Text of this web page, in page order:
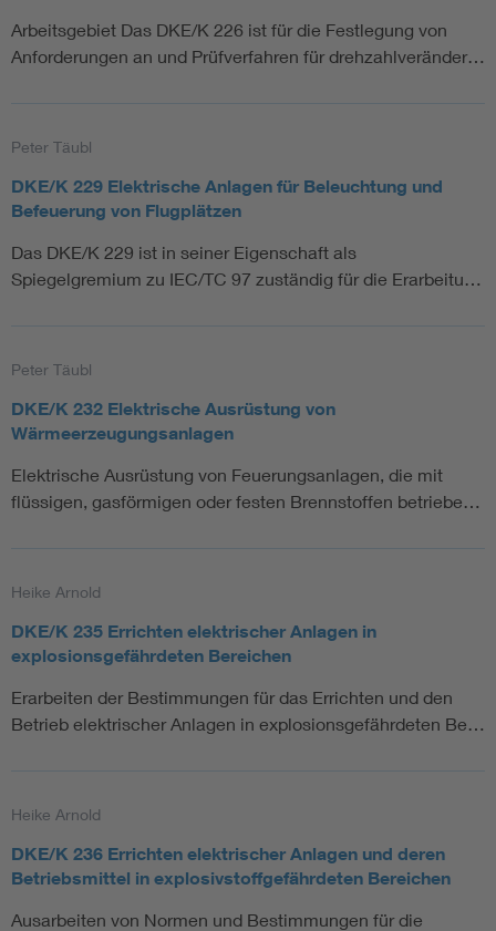
Arbeitsgebiet Das DKE/K 226 ist für die Festlegung von
Anforderungen an und Prüfverfahren für drehzahlveränder…
Peter Täubl
DKE/K 229 Elektrische Anlagen für Beleuchtung und
Befeuerung von Flugplätzen
Das DKE/K 229 ist in seiner Eigenschaft als
Spiegelgremium zu IEC/TC 97 zuständig für die Erarbeitu…
Peter Täubl
DKE/K 232 Elektrische Ausrüstung von
Wärmeerzeugungsanlagen
Elektrische Ausrüstung von Feuerungsanlagen, die mit
flüssigen, gasförmigen oder festen Brennstoffen betriebe…
Heike Arnold
DKE/K 235 Errichten elektrischer Anlagen in
explosionsgefährdeten Bereichen
Erarbeiten der Bestimmungen für das Errichten und den
Betrieb elektrischer Anlagen in explosionsgefährdeten Be…
Heike Arnold
DKE/K 236 Errichten elektrischer Anlagen und deren
Betriebsmittel in explosivstoffgefährdeten Bereichen
Ausarbeiten von Normen und Bestimmungen für die